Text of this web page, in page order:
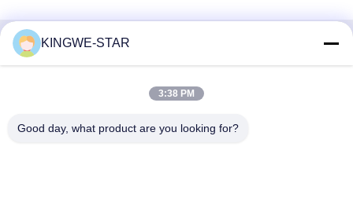
Contactez rapidement
Fuyong, district Baoan, Shenzhen, Guangdong, Chine
KINGWE-STAR
3:38 PM
Good day, what product are you looking for?